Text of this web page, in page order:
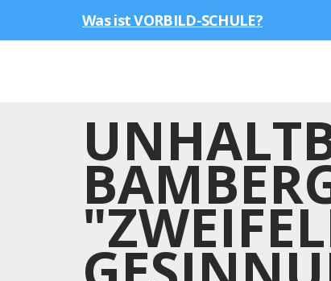
Was ist VORBILD-SCHULE?